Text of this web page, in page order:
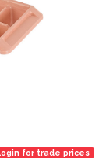
for trade prices